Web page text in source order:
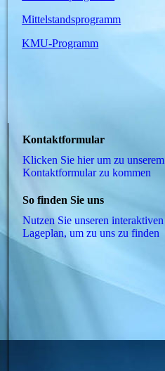
Mittelstandsprogramm
KMU-Programm
Kontaktformular
Klicken Sie hier um zu unserem
Kon­takt­for­mu­lar zu kommen
So finden Sie uns
Nutzen Sie unseren interaktiven
La­ge­plan, um zu uns zu finden